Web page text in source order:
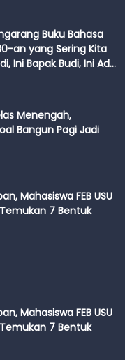
Buku Bahasa
an yang Sering Kita
Ini Bapak Budi, Ini Adik
Menengah,
Bangun Pagi Jadi
Mahasiswa FEB USU
7 Bentuk
Mahasiswa FEB USU
7 Bentuk